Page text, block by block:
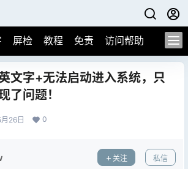
屏检 教程 免责 访问帮助
文字+无法启动进入系统，只
了问题！
26日 0
关注 私信